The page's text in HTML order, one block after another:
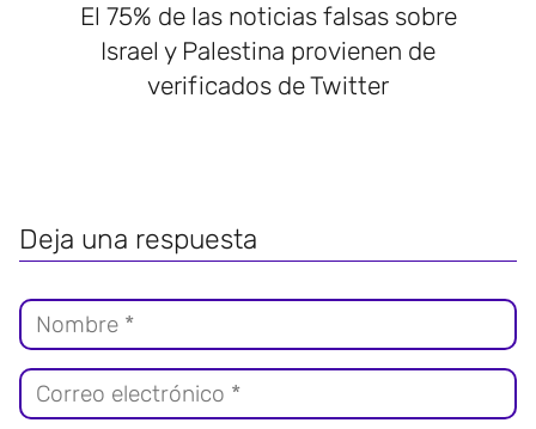
El 75% de las noticias falsas sobre
Israel y Palestina provienen de
verificados de Twitter
Deja una respuesta